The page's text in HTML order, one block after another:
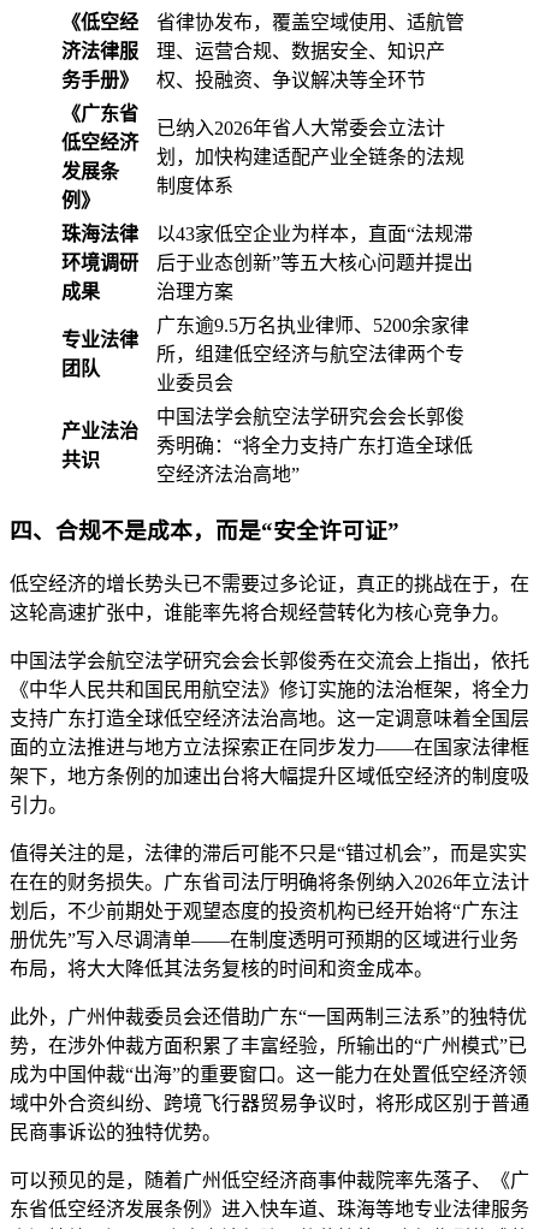
《低空经
济法律服
务手册》
省律协发布，覆盖空域使用、适航管
理、运营合规、数据安全、知识产
权、投融资、争议解决等全环节
《广东省
低空经济
发展条
例》
已纳入2026年省人大常委会立法计
划，加快构建适配产业全链条的法规
制度体系
珠海法律
环境调研
成果
以43家低空企业为样本，直面“法规滞
后于业态创新”等五大核心问题并提出
治理方案
专业法律
团队
广东逾9.5万名执业律师、5200余家律
所，组建低空经济与航空法律两个专
业委员会
产业法治
共识
中国法学会航空法学研究会会长郭俊
秀明确：“将全力支持广东打造全球低
空经济法治高地”
四、合规不是成本，而是“安全许可证”
低空经济的增长势头已不需要过多论证，真正的挑战在于，在
这轮高速扩张中，谁能率先将合规经营转化为核心竞争力。
中国法学会航空法学研究会会长郭俊秀在交流会上指出，依托
《中华人民共和国民用航空法》修订实施的法治框架，将全力
支持广东打造全球低空经济法治高地。这一定调意味着全国层
面的立法推进与地方立法探索正在同步发力——在国家法律框
架下，地方条例的加速出台将大幅提升区域低空经济的制度吸
引力。
值得关注的是，法律的滞后可能不只是“错过机会”，而是实实
在在的财务损失。广东省司法厅明确将条例纳入2026年立法计
划后，不少前期处于观望态度的投资机构已经开始将“广东注
册优先”写入尽调清单——在制度透明可预期的区域进行业务
布局，将大大降低其法务复核的时间和资金成本。
此外，广州仲裁委员会还借助广东“一国两制三法系”的独特优
势，在涉外仲裁方面积累了丰富经验，所输出的“广州模式”已
成为中国仲裁“出海”的重要窗口。这一能力在处置低空经济领
域中外合资纠纷、跨境飞行器贸易争议时，将形成区别于普通
民商事诉讼的独特优势。
可以预见的是，随着广州低空经济商事仲裁院率先落子、《广
东省低空经济发展条例》进入快车道、珠海等地专业法律服务